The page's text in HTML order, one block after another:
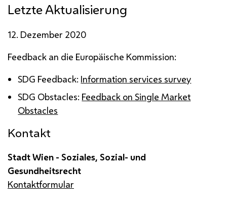
Letzte Aktualisierung
12. Dezember 2020
Feedback an die Europäische Kommission:
SDG Feedback: Information services survey
SDG Obstacles: Feedback on Single Market
Obstacles
Kontakt
Stadt Wien - Soziales, Sozial- und
Gesundheitsrecht
Kontaktformular